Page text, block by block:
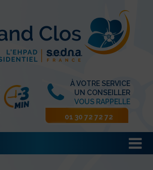
À VOTRE SERVICE
UN CONSEILLER
VOUS RAPPELLE
01 30 72 72 72